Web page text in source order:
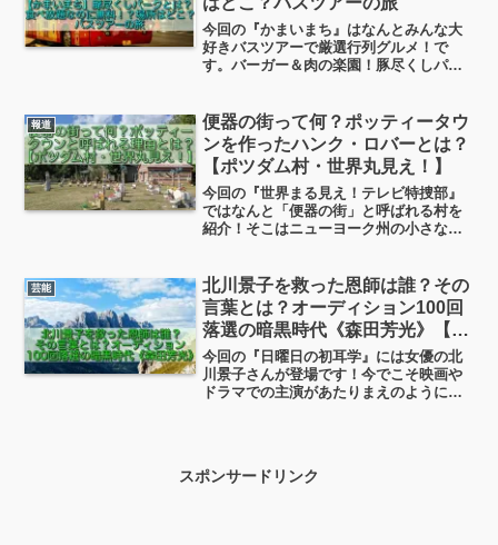
今回の『かまいまち』はなんとみんな大
好きバスツアーで厳選行列グルメ！で
す。バーガー＆肉の楽園！豚尽くしパー
べ放題なのに無料！という豪華なライン
ナップなのですが、いったい...
報道
便器の街って何？ポッティータウ
ンを作ったハンク・ロバーとは？
【ポツダム村・世界丸見え！】
今回の『世界まる見え！テレビ特捜部』
ではなんと「便器の街」と呼ばれる村を
紹介！そこはニューヨーク州の小さな
に設置しちゃったとか！今日はそのおじ
いちゃんハンク・ロバーさんがなぜそん
なことをしたのか？見ていこうと思いま
す。
芸能
北川景子を救った恩師は誰？その
言葉とは？オーディション100回
落選の暗黒時代《森田芳光》【日
曜日の初耳学】
今回の『日曜日の初耳学』には女優の北
川景子さんが登場です！今でこそ映画や
ドラマでの主演があたりまえのようにな
エピソードを見ていこうと思います！
スポンサードリンク